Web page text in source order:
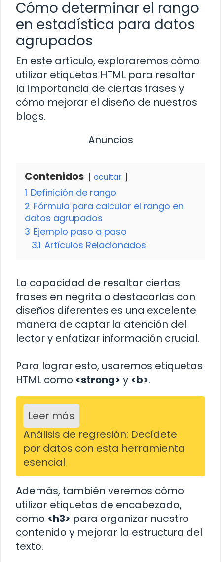
Cómo determinar el rango
en estadística para datos
agrupados
En este artículo, exploraremos cómo
utilizar etiquetas HTML para resaltar
la importancia de ciertas frases y
cómo mejorar el diseño de nuestros
blogs.
Anuncios
Contenidos ocultar
1 Definición de rango
2 Fórmula para calcular el rango en
datos agrupados
3 Ejemplo paso a paso
3.1 Artículos Relacionados:
La capacidad de resaltar ciertas
frases en negrita o destacarlas con
diseños diferentes es una excelente
manera de captar la atención del
lector y enfatizar información crucial.
Para lograr esto, usaremos etiquetas
HTML como <strong> y <b>.
Leer más
Análisis de regresión: Decídete
por datos con esta herramienta
esencial
Además, también veremos cómo
utilizar etiquetas de encabezado,
como <h3> para organizar nuestro
contenido y mejorar la estructura del
texto.